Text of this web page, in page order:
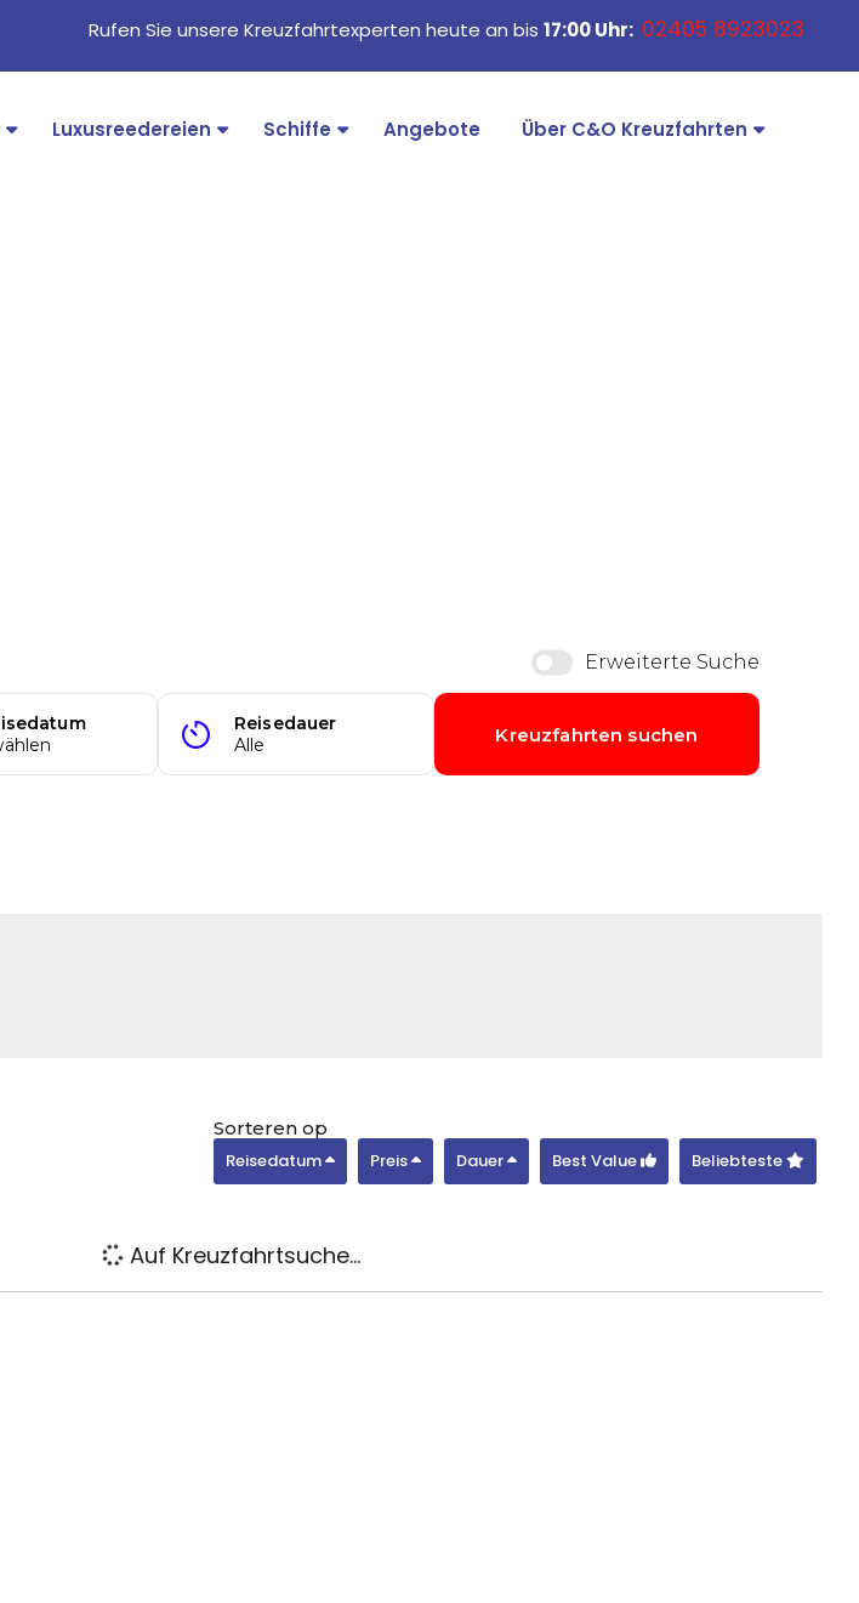
Rufen Sie unsere Kreuzfahrtexperten heute an bis 17:00 Uhr: 02405 8923023
Luxusreedereien Schiffe Angebote Über C&O Kreuzfahrten
Sorteren op
Reisedatum
Preis Dauer Best Value Beliebteste
Auf Kreuzfahrtsuche...